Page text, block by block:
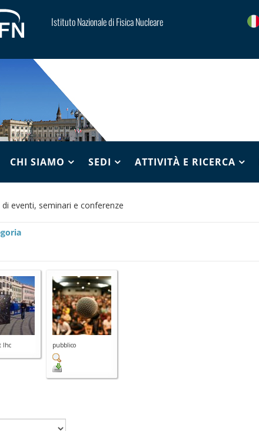
Istituto Nazionale di Fisica Nucleare
CHI SIAMO SEDI ATTIVITÀ E RICERCA
eventi, seminari e conferenze
lhc pubblico